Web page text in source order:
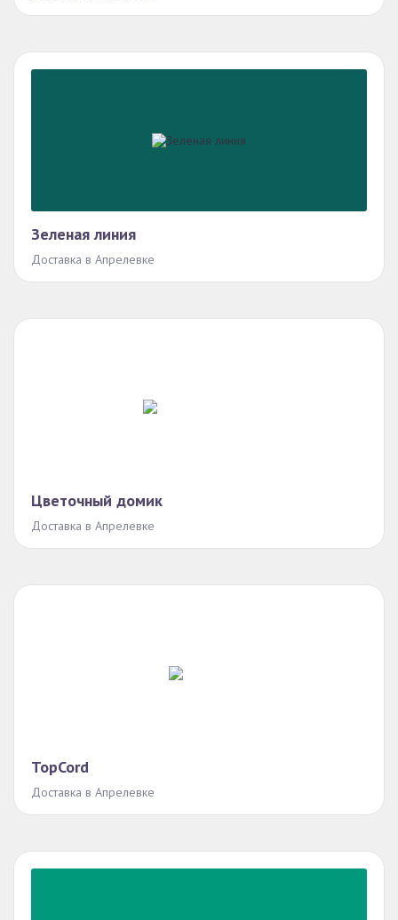
Зеленая линия
Доставка в Апрелевке
Цветочный домик
Доставка в Апрелевке
TopCord
Доставка в Апрелевке